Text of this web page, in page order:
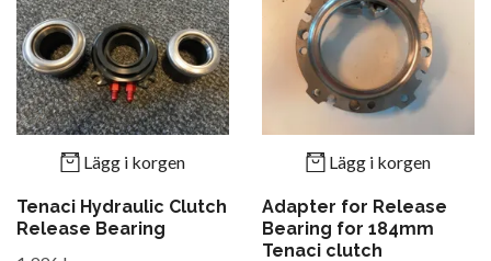
Lägg i korgen
Tenaci Hydraulic Clutch
Release Bearing
Lägg i korgen
Adapter for Release
Bearing for 184mm
Tenaci clutch